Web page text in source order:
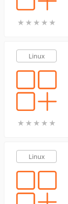
★ ★ ★ ★ ★
★ ★ ★ ★ ★
Linux
★ ★ ★ ★ ★
★ ★ ★ ★ ★
Linux